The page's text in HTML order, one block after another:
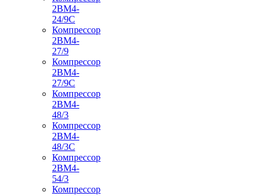
2ВМ4-
24/9С
Компрессор
2ВМ4-
27/9
Компрессор
2ВМ4-
27/9С
Компрессор
2ВМ4-
48/3
Компрессор
2ВМ4-
48/3С
Компрессор
2ВМ4-
54/3
Компрессор